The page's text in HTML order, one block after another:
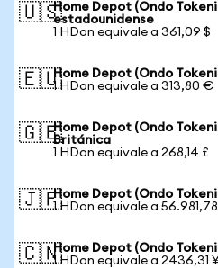
🇺🇸Home Depot (Ondo
estadounidense
1 HDon equivale a 361,09 $
🇪🇺Home Depot (Ondo
1 HDon equivale a 313,80 €
🇬🇧Home Depot (Ondo
Británica
1 HDon equivale a 268,14 £
🇯🇵Home Depot (Ondo
1 HDon equivale a
🇨🇳Home Depot (Ondo
1 HDon equivale a 2436,31 ¥